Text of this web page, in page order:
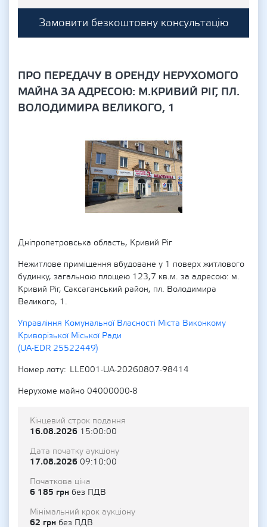
Замовити безкоштовну консультацію
ПРО ПЕРЕДАЧУ В ОРЕНДУ НЕРУХОМОГО
МАЙНА ЗА АДРЕСОЮ: М.КРИВИЙ РІГ, ПЛ.
ВОЛОДИМИРА ВЕЛИКОГО, 1
Дніпропетровська область, Кривий Ріг
Нежитлове приміщення вбудоване у 1 поверх житлового
будинку, загальною площею 123,7 кв.м. за адресою: м.
Кривий Ріг, Саксаганський район, пл. Володимира
Великого, 1.
Управління Комунальної Власності Міста Виконкому
Криворізької Міської Ради
(UA-EDR 25522449)
Номер лоту
LLE001-UA-20260807-98414
Нерухоме майно 04000000-8
Кінцевий строк подання
16.08.2026 15:00:00
Дата початку аукціону
17.08.2026 09:10:00
Початкова ціна
6 185 грн без ПДВ
Мінімальний крок аукціону
62 грн без ПДВ